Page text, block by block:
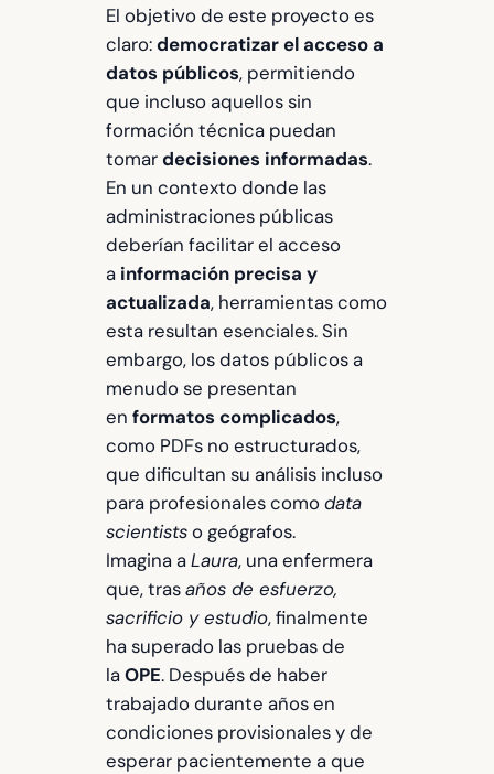
El objetivo de este proyecto es
claro:democratizar el acceso a
datos públicos, permitiendo
que incluso aquellos sin
formación técnica puedan
tomardecisiones informadas.
En un contexto donde las
administraciones públicas
deberían facilitar el acceso
a información precisa y
actualizada, herramientas como
esta resultan esenciales. Sin
embargo, los datos públicos a
menudo se presentan
en formatos complicados,
como PDFs no estructurados,
que dificultan su análisis incluso
para profesionales comodata
scientistso geógrafos.
Imagina aLaura, una enfermera
que, trasaños de esfuerzo,
sacrificio y estudio, finalmente
ha superado las pruebas de
laOPE. Después de haber
trabajado durante años en
condiciones provisionales y de
esperar pacientemente a que